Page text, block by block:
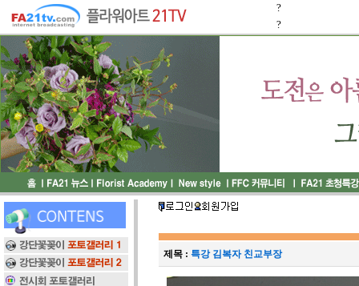
?
?
제목 : 특강 김복자 친교부장